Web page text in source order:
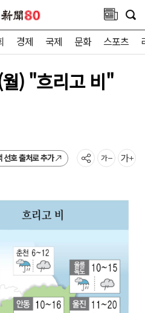
경제 국제 문화 스포츠
) "흐리고 비"
선호 출처로 추가